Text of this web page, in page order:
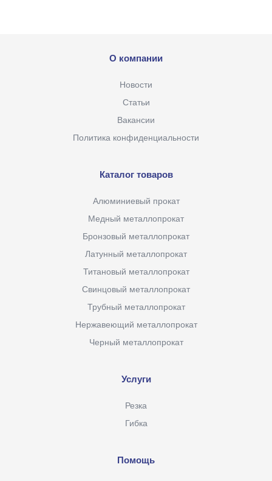
О компании
Новости
Статьи
Вакансии
Политика конфиденциальности
Каталог товаров
Алюминиевый прокат
Медный металлопрокат
Бронзовый металлопрокат
Латунный металлопрокат
Титановый металлопрокат
Свинцовый металлопрокат
Трубный металлопрокат
Нержавеющий металлопрокат
Черный металлопрокат
Услуги
Резка
Гибка
Помощь